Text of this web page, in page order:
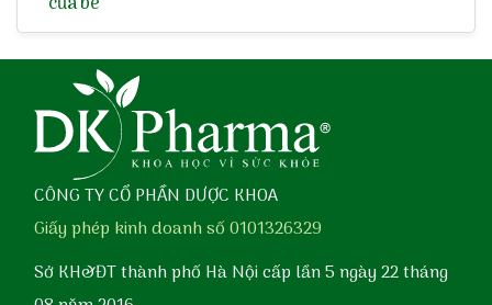
CÔNG TY CỔ PHẦN DƯỢC KHOA
Giấy phép kinh doanh số 0101326329
Sở KH&ĐT thành phố Hà Nội cấp lần 5 ngày 22 tháng